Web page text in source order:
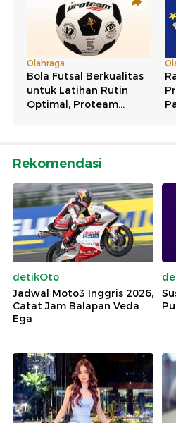
Rekomendasi
detikOto
Jadwal Moto3 Inggris 2026,
Catat Jam Balapan Veda
Ega